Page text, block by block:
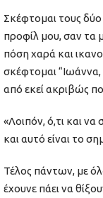
Σκέφτομαι τους
προφίλ μου, σαν τα
πόση χαρά και
σκέφτομαι
από εκεί ακριβώς
«Λοιπόν, ό,τι και
και αυτό είναι το
Τέλος πάντων, με
έχουνε πάει να